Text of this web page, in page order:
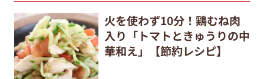
火を使わず10分！鶏むね肉
入り「トマトときゅうりの中
華和え」【節約レシピ】